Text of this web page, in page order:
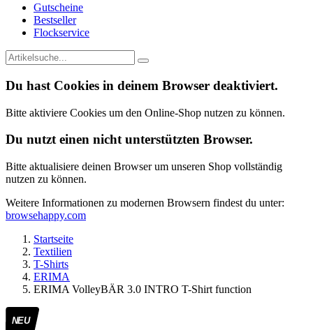
Gutscheine
Bestseller
Flockservice
Du hast Cookies in deinem Browser deaktiviert.
Bitte aktiviere Cookies um den Online-Shop nutzen zu können.
Du nutzt einen nicht unterstützten Browser.
Bitte aktualisiere deinen Browser um unseren Shop vollständig
nutzen zu können.
Weitere Informationen zu modernen Browsern findest du unter:
browsehappy.com
Startseite
Textilien
T-Shirts
ERIMA
ERIMA VolleyBÄR 3.0 INTRO T-Shirt function
NEU